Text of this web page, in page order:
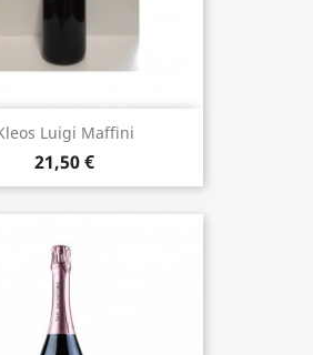
Luigi Maffini
21,50 €